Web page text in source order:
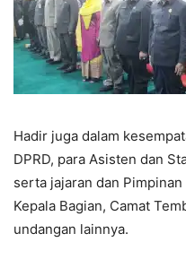
Hadir juga dalam
DPRD, para Asisten dan
serta jajaran dan
Kepala Bagian, Camat
undangan lainnya.